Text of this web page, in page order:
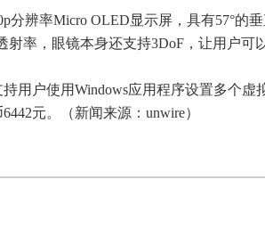
分辨率Micro OLED显示屏，具有57°的
射率，眼镜本身还支持3DoF，让用户可
用户使用Windows应用程序设置多个
元。（新闻来源：unwire）